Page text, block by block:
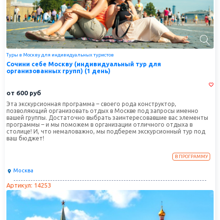
Туры в Москву для индивидуальных туристов
Сочини себе Москву (индивидуальный тур для
организованных групп) (1 день)
от 600 руб
Эта экскурсионная программа – своего рода конструктор,
позволяющий организовать отдых в Москве под запросы именно
вашей группы. Достаточно выбрать заинтересовавшие вас элементы
программы – и мы поможем в организации отличного отдыха в
столице! И, что немаловажно, мы подберем экскурсионный тур под
ваш бюджет!
В ПРОГРАММУ
Москва
Артикул: 14253